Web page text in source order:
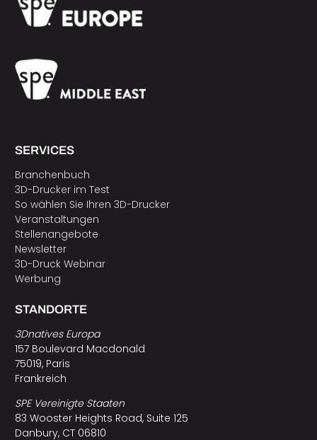
SERVICES
Branchenbuch
3D-Drucker im Test
So wählen Sie Ihren 3D-Drucker
Veranstaltungen
Stellenangebote
Newsletter
3D-Druck Webinar
Werbung
STANDORTE
3Dnatives Europa
157 Boulevard Macdonald
75019, Paris
Frankreich
SPE Vereinigte Staaten
83 Wooster Heights Road, Suite 125
Danbury, CT 06810